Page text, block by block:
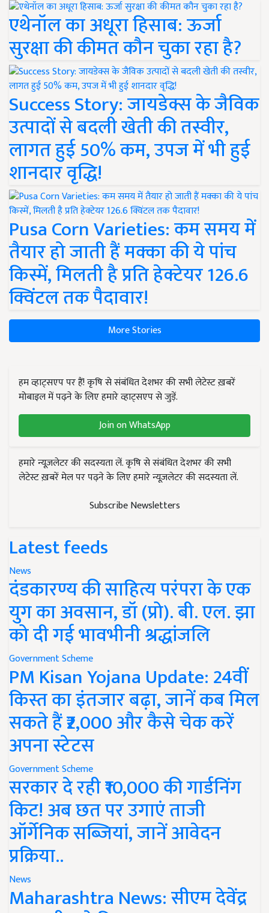
एथेनॉल का अधूरा हिसाब: ऊर्जा
सुरक्षा की कीमत कौन चुका रहा है?
Success Story: जायडेक्स के जैविक
उत्पादों से बदली खेती की तस्वीर,
लागत हुई 50% कम, उपज में भी हुई
शानदार वृद्धि!
Pusa Corn Varieties: कम समय में
तैयार हो जाती हैं मक्का की ये पांच
किस्में, मिलती है प्रति हेक्टेयर 126.6
क्विंटल तक पैदावार!
More Stories
हम व्हाट्सएप पर हैं! कृषि से संबंधित देशभर की सभी लेटेस्ट ख़बरें
मोबाइल में पढ़ने के लिए हमारे व्हाट्सएप से जुड़ें.
Join on WhatsApp
हमारे न्यूज़लेटर की सदस्यता लें. कृषि से संबंधित देशभर की सभी
लेटेस्ट ख़बरें मेल पर पढ़ने के लिए हमारे न्यूज़लेटर की सदस्यता लें.
Subscribe Newsletters
Latest feeds
News
दंडकारण्य की साहित्य परंपरा के एक
युग का अवसान, डॉ (प्रो). बी. एल. झा
को दी गई भावभीनी श्रद्धांजलि
Government Scheme
PM Kisan Yojana Update: 24वीं
किस्त का इंतजार बढ़ा, जानें कब मिल
सकते हैं ₹2,000 और कैसे चेक करें
अपना स्टेटस
Government Scheme
सरकार दे रही ₹10,000 की गार्डनिंग
किट! अब छत पर उगाएं ताजी
ऑर्गेनिक सब्जियां, जानें आवेदन
प्रक्रिया..
News
Maharashtra News: सीएम देवेंद्र